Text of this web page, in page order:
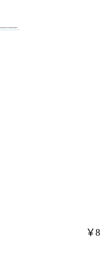
￥8